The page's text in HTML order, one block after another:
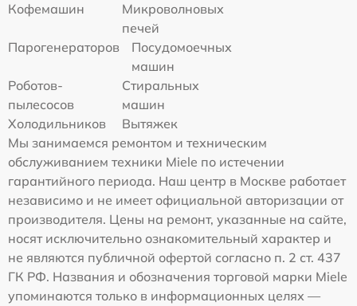
Кофемашин
Микроволновых
печей
Парогенераторов
Посудомоечных
машин
Роботов-
пылесосов
Стиральных
машин
Холодильников
Вытяжек
Мы занимаемся ремонтом и техническим
обслуживанием техники Miele по истечении
гарантийного периода. Наш центр в Москве работает
независимо и не имеет официальной авторизации от
производителя. Цены на ремонт, указанные на сайте,
носят исключительно ознакомительный характер и
не являются публичной офертой согласно п. 2 ст. 437
ГК РФ. Названия и обозначения торговой марки Miele
упоминаются только в информационных целях —